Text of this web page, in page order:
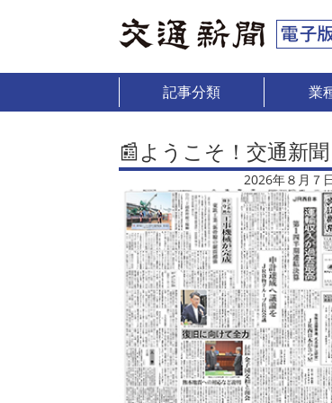
記事分類 業
📰ようこそ！交通新聞
2026年８月７